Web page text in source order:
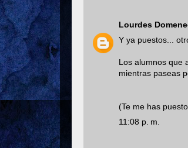
Lourdes
Y ya puestos...
Los alumnos que
mientras paseas
(Te me has
11:08 p. m.